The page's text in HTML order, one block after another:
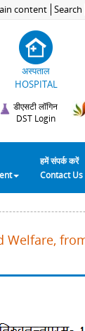
content Search
अस्पताल
HOSPITAL
डीएसटी लॉगिन
DST Login
हमें संपर्क करें
Contact Us
Welfare,